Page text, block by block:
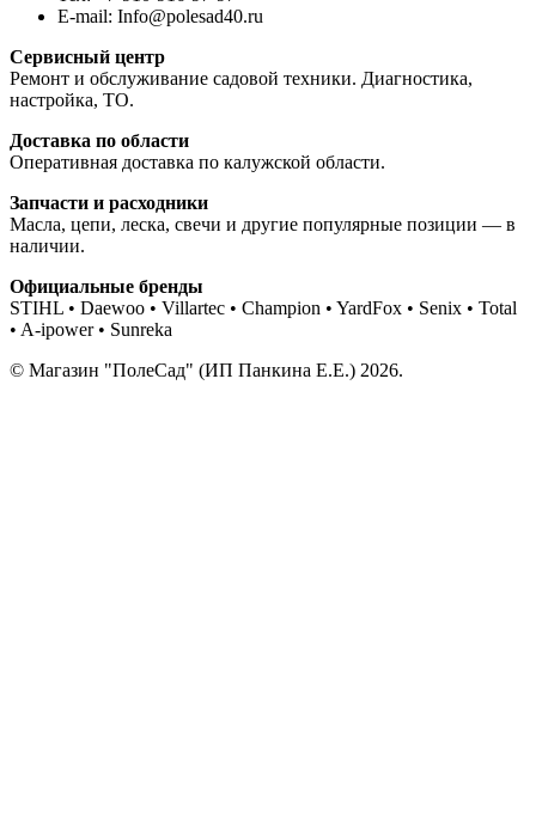
E-mail: Info@polesad40.ru
Сервисный центр
Ремонт и обслуживание садовой техники. Диагностика,
настройка, ТО.
Доставка по области
Оперативная доставка по калужской области.
Запчасти и расходники
Масла, цепи, леска, свечи и другие популярные позиции — в
наличии.
Официальные бренды
STIHL • Daewoo • Villartec • Champion • YardFox • Senix • Total
• A-ipower • Sunreka
© Магазин "ПолеСад" (ИП Панкина Е.Е.) 2026.